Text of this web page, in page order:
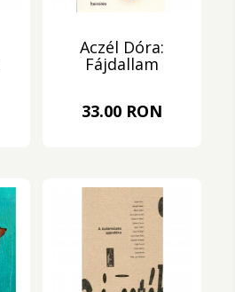
Aczél Dóra:
Fájdallam
33.00 RON